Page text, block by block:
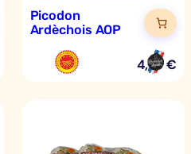
Picodon
Ardèchois AOP
4,75€